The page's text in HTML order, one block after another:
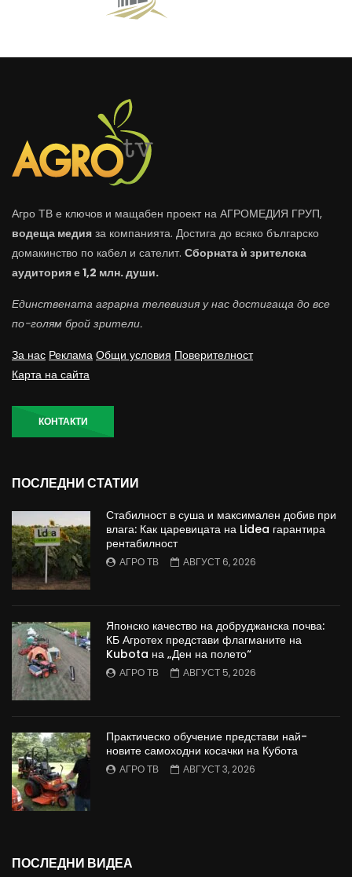
Агро ТВ е ключов и мащабен проект на АГРОМЕДИЯ ГРУП,
водеща медия за компанията. Достига до всяко българско
домакинство по кабел и сателит. Сборната ѝ зрителска
аудитория е 1,2 млн. души.
Единствената аграрна телевизия у нас достигаща до все
по-голям брой зрители.
За нас Реклама Общи условия Поверителност
Карта на сайта
КОНТАКТИ
ПОСЛЕДНИ СТАТИИ
Стабилност в суша и максимален добив при
влага: Как царевицата на Lidea гарантира
рентабилност
АГРО ТВ АВГУСТ 6, 2026
Японско качество на добруджанска почва:
КБ Агротех представи флагманите на
Kubota на „Ден на полето“
АГРО ТВ АВГУСТ 5, 2026
Практическо обучение представи най-
новите самоходни косачки на Кубота
АГРО ТВ АВГУСТ 3, 2026
ПОСЛЕДНИ ВИДЕА